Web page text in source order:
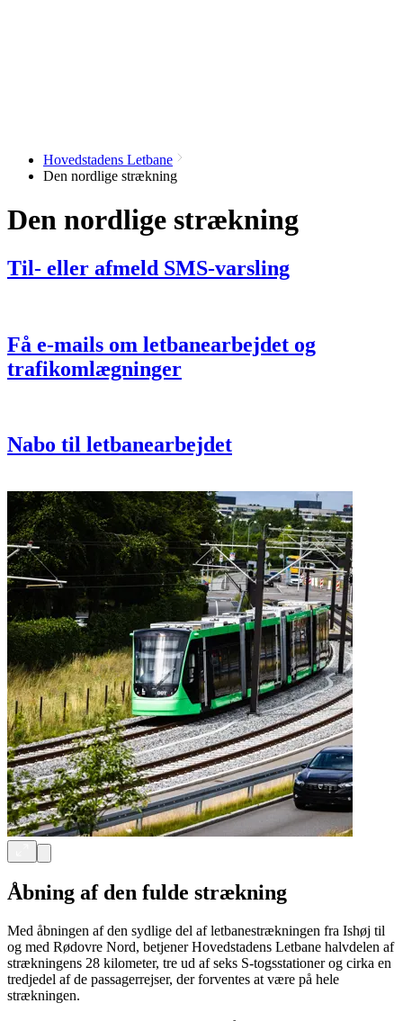
Hovedstadens Letbane
Den nordlige strækning
Den nordlige strækning
Til- eller afmeld SMS-varsling
Få e-mails om letbanearbejdet og
trafikomlægninger
Nabo til letbanearbejdet
Åbning af den fulde strækning
Med åbningen af den sydlige del af letbanestrækningen fra Ishøj til
og med Rødovre Nord, betjener Hovedstadens Letbane halvdelen af
strækningens 28 kilometer, tre ud af seks S-togsstationer og cirka en
tredjedel af de passagerrejser, der forventes at være på hele
strækningen.